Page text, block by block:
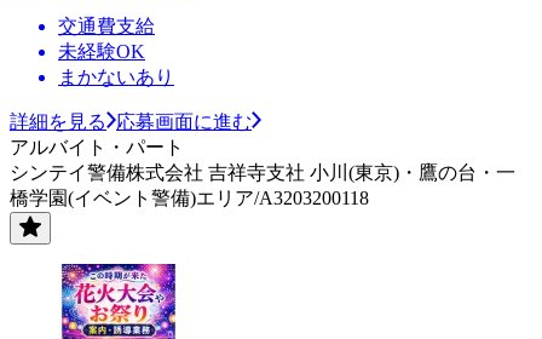
交通費支給
未経験OK
まかないあり
詳細を見る
応募画面に進む
アルバイト・パート
シンテイ警備株式会社 吉祥寺支社 小川(東京)・鷹の台・一
橋学園(イベント警備)エリア/A3203200118